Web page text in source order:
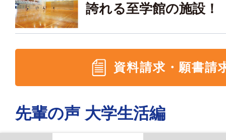
誇れる至学館の施設！
資料請求・願書請
先輩の声 大学生活編